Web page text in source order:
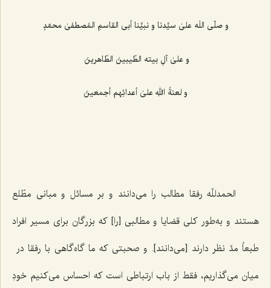
و صلّی اللَه علیٰ سیِّدنا و نبیِّنا أبی ‌القاسمِ المُصطفیٰ محمّدٍ
و علیٰ آلِ ‌بیته الطّیبینَ الطّاهرینَ
و لعنةُ اللهِ علیٰ أعدائِهم أجمعینَ
الحمدللّه رفقا مطالب را می‌دانند و بر مسائل و مبانی مطّلع
هستند و به‌طور کلی قضایا و مطالبی [را] که بزرگان برای مسیر افراد
طبعاً مدّ نظر دارند [می‌دانند]. و صحبتی که ما گاه‌گاهی با رفقا در
میان می‌گذاریم، فقط از باب ارتباطی است که احساس می‌کنیم خودِ